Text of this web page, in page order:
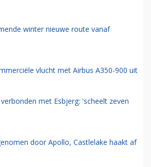
winter nieuwe route vanaf
vlucht met Airbus A350-900 uit
met Esbjerg: 'scheelt zeven
door Apollo, Castlelake haakt af